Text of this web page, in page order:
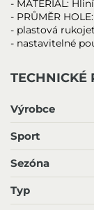
- MATERIÁL:
- PRŮMĚR
- plastová rukojeť
- nastavitelné
TECHNICKÉ
Výrobce
Sport
Sezóna
Typ